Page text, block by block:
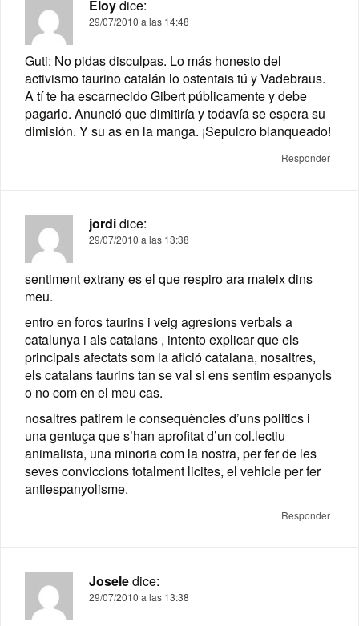
Eloydice:
29/07/2010 a las 14:48
Guti: No pidas disculpas. Lo más honesto del
activismo taurino catalán lo ostentais tú y Vadebraus.
A tí te ha escarnecido Gibert públicamente y debe
pagarlo. Anunció que dimitiría y todavía se espera su
dimisión. Y su as en la manga. ¡Sepulcro blanqueado!
Responder
jordidice:
29/07/2010 a las 13:38
sentiment extrany es el que respiro ara mateix dins
meu.
entro en foros taurins i veig agresions verbals a
catalunya i als catalans , intento explicar que els
principals afectats som la afició catalana, nosaltres,
els catalans taurins tan se val si ens sentim espanyols
o no com en el meu cas.
nosaltres patirem le consequències d’uns politics i
una gentuça que s’han aprofitat d’un col.lectiu
animalista, una minoria com la nostra, per fer de les
seves conviccions totalment licites, el vehicle per fer
antiespanyolisme.
Responder
Joseledice:
29/07/2010 a las 13:38